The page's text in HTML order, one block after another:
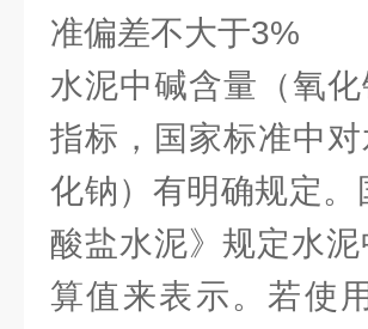
准偏差不大于3%
水泥中碱含量（氧
指标，国家标准中
化钠）有明确规定
酸盐水泥》规定水
算值来表示。若使